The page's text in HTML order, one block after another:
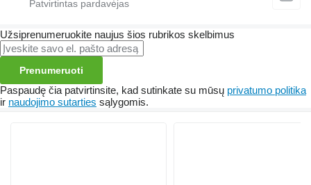
Užsiprenumeruokite naujus šios rubrikos skelbimus
Prenumeruoti
Paspaudę čia patvirtinsite, kad sutinkate su mūsų privatumo politika
ir naudojimo sutarties sąlygomis.